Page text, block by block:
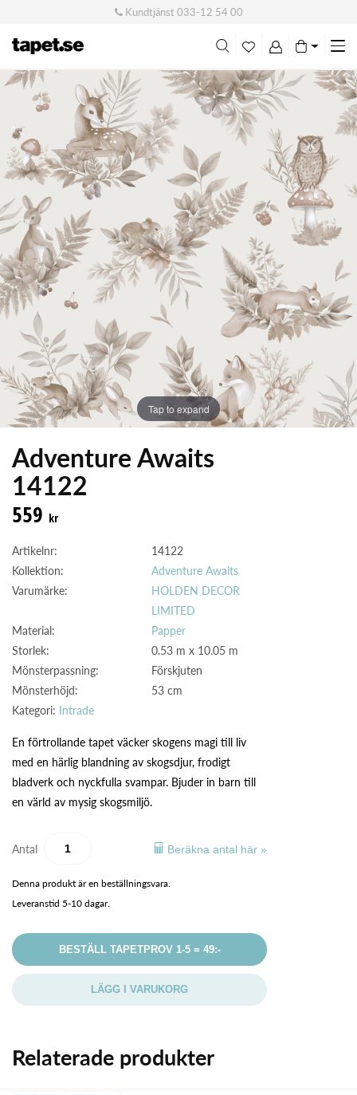
Kundtjänst033-12 54 00
Tap to expand
Adventure Awaits
14122
559 kr
Artikelnr:
14122
Kollektion:
Adventure Awaits
Varumärke:
HOLDEN DECOR
LIMITED
Material:
Papper
Storlek:
0.53 m x 10.05 m
Mönsterpassning:
Förskjuten
Mönsterhöjd:
53 cm
Kategori: Intrade
En förtrollande tapet väcker skogens magi till liv
med en härlig blandning av skogsdjur, frodigt
bladverk och nyckfulla svampar. Bjuder in barn till
en värld av mysig skogsmiljö.
Antal Beräkna antal här »
Denna produkt är en beställningsvara.
Leveranstid 5-10 dagar.
BESTÄLL TAPETPROV 1-5 = 49:-
LÄGG I VARUKORG
Relaterade produkter